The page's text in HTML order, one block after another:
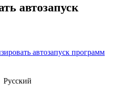
автозапуск
Русский